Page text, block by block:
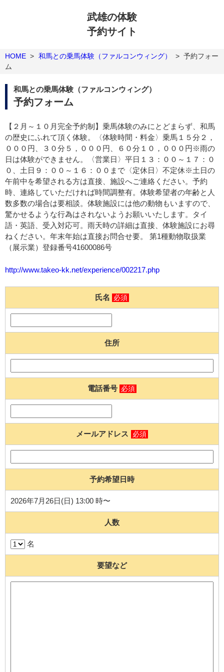
武雄の体験
予約サイト
HOME > 和馬との乗馬体験（ファルコンウィング） > 予約フォー
ム
和馬との乗馬体験（ファルコンウィング）
予約フォーム
【２月～１０月完全予約制】乗馬体験のみにとどまらず、和馬
の歴史にふれて頂く体験。〈体験時間・料金〉乗馬１５分２，
０００円、３０分５，０００円、６０分１０，０００円※雨の
日は体験ができません。〈営業日〉平日１３：００～１７：０
０、土日９：００～１６：００まで〈定休日〉不定休※土日の
午前中を希望される方は直接、施設へご連絡ください。予約
時、連絡していただければ時間調整有。体験希望者の年齢と人
数多数の場合は要相談。体験施設には他の動物もいますので、
驚かせるような行為はされないようお願いいたします。タイ
語・英語、受入対応可。雨天時の詳細は直接、体験施設にお尋
ねください。年末年始は直接お問合せ要。 第1種動物取扱業
（展示業）登録番号41600086号
http://www.takeo-kk.net/experience/002217.php
氏名 必須
住所
電話番号 必須
メールアドレス 必須
予約希望日時
2026年7月26日(日) 13:00 時〜
人数
名
要望など